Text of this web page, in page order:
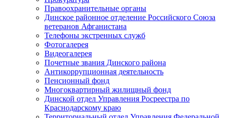
Правоохранительные органы
Динское районное отделение Российского Союза
ветеранов Афганистана
Телефоны экстренных служб
Фотогалерея
Видеогалерея
Почетные звания Динского района
Антикоррупционная деятельность
Пенсионный фонд
Многоквартирный жилищный фонд
Динской отдел Управления Росреестра по
Краснодарскому краю